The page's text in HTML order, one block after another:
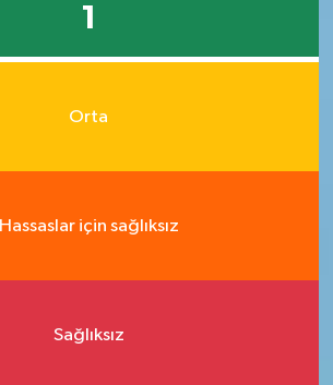
1
Orta
Hassaslar için sağlıksız
Sağlıksız